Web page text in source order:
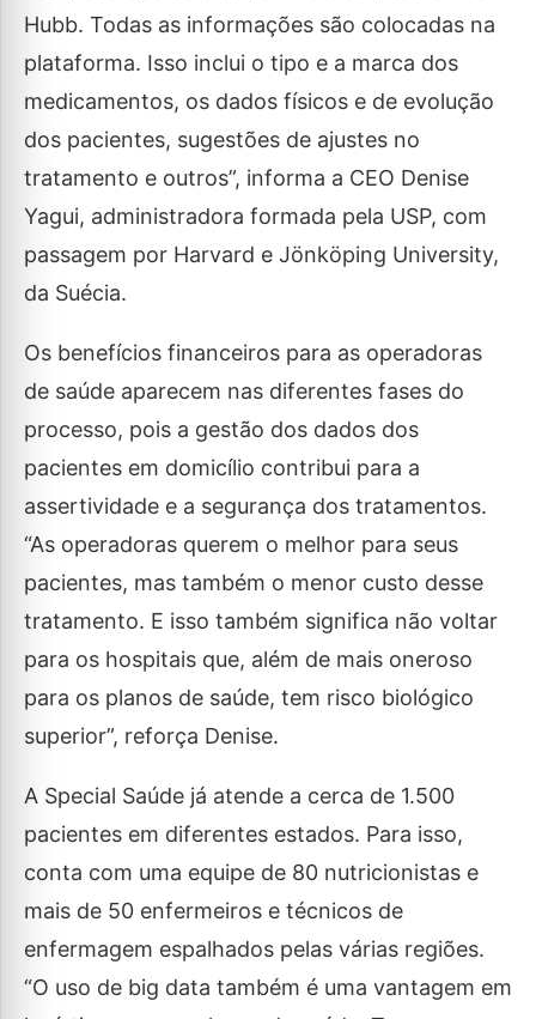
Hubb. Todas as informações são colocadas na
plataforma. Isso inclui o tipo e a marca dos
medicamentos, os dados físicos e de evolução
dos pacientes, sugestões de ajustes no
tratamento e outros”, informa a CEO Denise
Yagui, administradora formada pela USP, com
passagem por Harvard e Jönköping University,
da Suécia.
Os benefícios financeiros para as operadoras
de saúde aparecem nas diferentes fases do
processo, pois a gestão dos dados dos
pacientes em domicílio contribui para a
assertividade e a segurança dos tratamentos.
“As operadoras querem o melhor para seus
pacientes, mas também o menor custo desse
tratamento. E isso também significa não voltar
para os hospitais que, além de mais oneroso
para os planos de saúde, tem risco biológico
superior”, reforça Denise.
A Special Saúde já atende a cerca de 1.500
pacientes em diferentes estados. Para isso,
conta com uma equipe de 80 nutricionistas e
mais de 50 enfermeiros e técnicos de
enfermagem espalhados pelas várias regiões.
“O uso de big data também é uma vantagem em